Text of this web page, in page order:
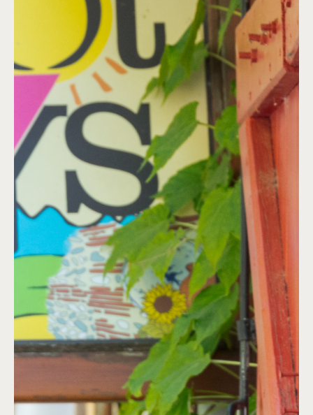
Animaux acceptés
ABOUT
An original bistro in a medieval setting!
Here, we cook duck, but not just any duck: the palmipeds come
straight from the family farm! Under the chestnut trees, you
can enjoy aiguillettes, grilled duck breast and the famous pan-
fried foie gras. In these difficult times for duck farming, the
management suggests gourmet recipes based on veal ...
Read more
PAYMENT METHODS
Credit card Cash
LOCATION
LE PLAN
AU FIL DU VOLP
×
+
−